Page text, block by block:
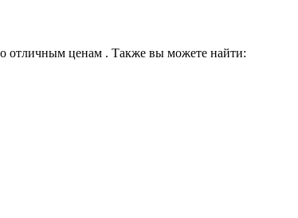
отличным ценам . Также вы можете найти: